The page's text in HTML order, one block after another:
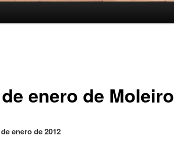
enero de Moleiro
enero de 2012